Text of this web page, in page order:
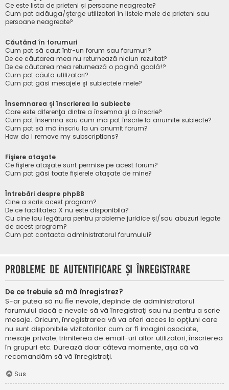
Ce este lista de prieteni şi persoane neagreate?
Cum pot adăuga/şterge utilizatori în listele mele de prieteni sau
persoane neagreate?
Căutând în forumuri
Cum pot să caut într-un forum sau forumuri?
De ce căutarea mea nu returnează niciun rezultat?
De ce căutarea mea returnează o pagină goală!?
Cum pot căuta utilizatori?
Cum pot găsi mesajele şi subiectele mele?
Însemnarea şi înscrierea la subiecte
Care este diferenţa dintre a însemna şi a înscrie?
Cum pot însemna sau cum mă pot înscrie la anumite subiecte?
Cum pot să mă înscriu la un anumit forum?
How do I remove my subscriptions?
Fişiere ataşate
Ce fişiere ataşate sunt permise pe acest forum?
Cum pot găsi toate fişierele ataşate de mine?
Întrebări despre phpBB
Cine a scris acest program?
De ce facilitatea X nu este disponibilă?
Cu cine iau legătura pentru probleme juridice şi/sau abuzuri legate
de acest program?
Cum pot contacta administratorul forumului?
Probleme de autentificare şi înregistrare
De ce trebuie să mă înregistrez?
S-ar putea să nu fie nevoie, depinde de administratorul
forumului dacă e nevoie să vă înregistraţi sau nu pentru a scrie
mesaje. Oricum, înregistrarea vă va oferi acces la opţiuni care
nu sunt disponibile vizitatorilor cum ar fi imagini asociate,
mesaje private, trimiterea de email-uri altor utilizatori, înscrierea
în grupuri etc. Durează doar câteva momente, aşa că vă
recomandăm să vă înregistraţi.
Sus